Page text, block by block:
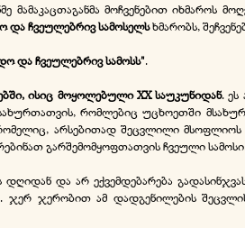
მამაკაცთაგანმა მოჩვენებით იხმაროს
და ჩვეულებრივ სამოსელსხმარობს,
და ჩვეულებრივ სამოსს".
ისიც მოყოლებული XX საუკუნიდან. ეს
რომლებიც უცხოეთში
არსებითად შეცვლილი მსოფლიოს
გარშემომყოფთათვის ჩვეული
დღიდან და არ ექვემდებარება
ჯერ ჯერობით ამ დადგენილების